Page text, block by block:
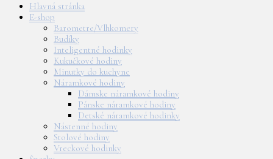
Hlavná stránka
E-shop
Barometre/Vlhkomery
Budíky
Inteligentné hodinky
Kukučkové hodiny
Minutky do kuchyne
Náramkové hodiny
Dámske náramkové hodiny
Pánske náramkové hodiny
Detské náramkové hodinky
Nástenné hodiny
Stolové hodiny
Vreckové hodinky